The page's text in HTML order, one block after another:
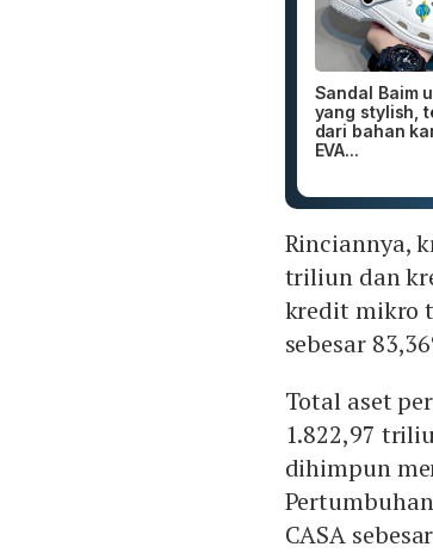
Sandal Baim
yang stylish,
dari bahan
EVA...
Rinciannya,
triliun dan
kredit mikro
sebesar
Total aset
1.822,97
dihimpun
CASA